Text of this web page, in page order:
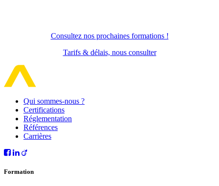
Consultez nos prochaines formations !
Tarifs & délais, nous consulter
Qui sommes-nous ?
Certifications
Réglementation
Références
Carrières
Formation